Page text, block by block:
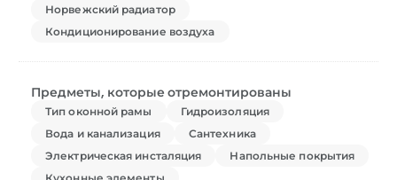
Норвежский радиатор
Кондиционирование воздуха
Предметы, которые отремонтированы
Тип оконной рамы
Гидроизоляция
Вода и канализация
Сантехника
Электрическая инсталяция
Напольные покрытия